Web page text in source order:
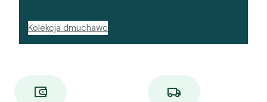
Kolekcja dmuchawc